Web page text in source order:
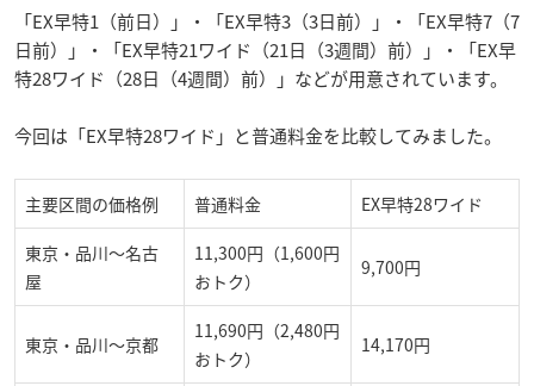
「EX早特1（前日）」・「EX早特3（3日前）」・「EX早特7（7
日前）」・「EX早特21ワイド（21日（3週間）前）」・「EX早
特28ワイド（28日（4週間）前）」などが用意されています。
今回は「EX早特28ワイド」と普通料金を比較してみました。
主要区間の価格例 普通料金 EX早特28ワイド
東京・品川～名古
屋
11,300円（1,600円
おトク）
9,700円
東京・品川～京都
11,690円（2,480円
おトク）
14,170円